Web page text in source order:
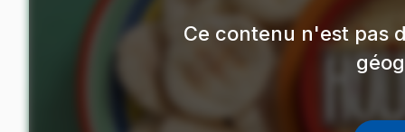
Ce contenu n'est pas